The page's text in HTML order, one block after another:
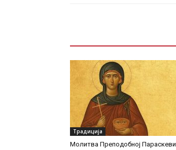
Традиција
Молитва Преподобној Параскеви